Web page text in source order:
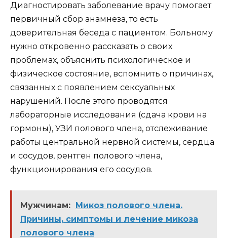
Диагностировать заболевание врачу помогает
первичный сбор анамнеза, то есть
доверительная беседа с пациентом. Больному
нужно откровенно рассказать о своих
проблемах, объяснить психологическое и
физическое состояние, вспомнить о причинах,
связанных с появлением сексуальных
нарушений. После этого проводятся
лабораторные исследования (сдача крови на
гормоны), УЗИ полового члена, отслеживание
работы центральной нервной системы, сердца
и сосудов, рентген полового члена,
функционирования его сосудов.
Мужчинам: Микоз полового члена.
Причины, симптомы и лечение микоза
полового члена